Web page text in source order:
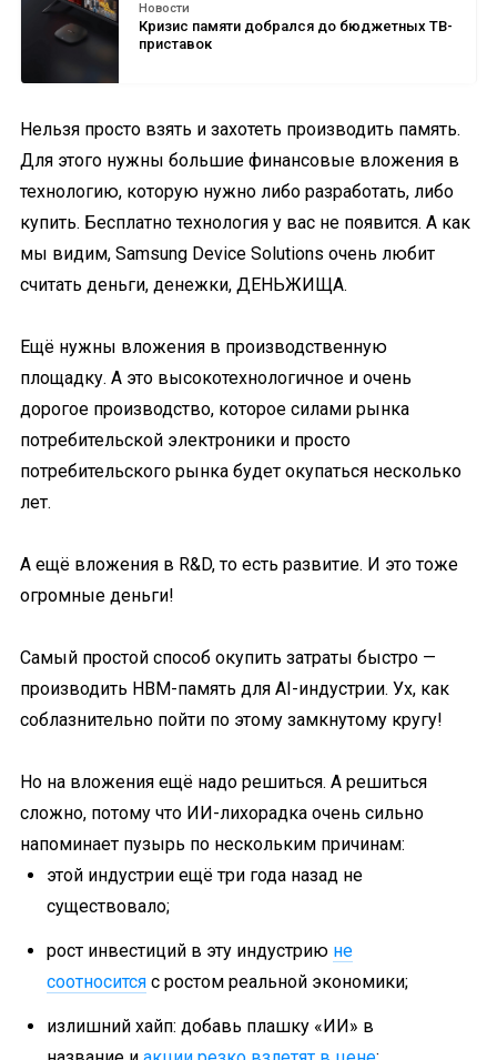
Новости
Кризис памяти добрался до бюджетных ТВ-
приставок
Нельзя просто взять и захотеть производить память.
Для этого нужны большие финансовые вложения в
технологию, которую нужно либо разработать, либо
купить. Бесплатно технология у вас не появится. А как
мы видим, Samsung Device Solutions очень любит
считать деньги, денежки, ДЕНЬЖИЩА.
Ещё нужны вложения в производственную
площадку. А это высокотехнологичное и очень
дорогое производство, которое силами рынка
потребительской электроники и просто
потребительского рынка будет окупаться несколько
лет.
А ещё вложения в R&D, то есть развитие. И это тоже
огромные деньги!
Самый простой способ окупить затраты быстро —
производить HBM-память для AI-индустрии. Ух, как
соблазнительно пойти по этому замкнутому кругу!
Но на вложения ещё надо решиться. А решиться
сложно, потому что ИИ-лихорадка очень сильно
напоминает пузырь по нескольким причинам:
этой индустрии ещё три года назад не
существовало;
рост инвестиций в эту индустрию не
соотносится с ростом реальной экономики;
излишний хайп: добавь плашку «ИИ» в